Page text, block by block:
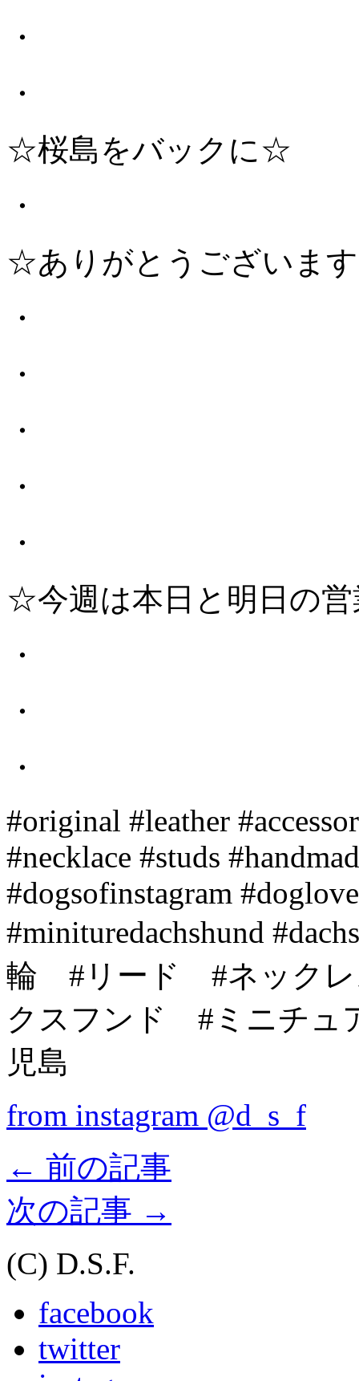
・
・
☆桜島をバックに☆
・
☆ありがとうございま
・
・
・
・
・
☆今週は本日と明日の
・
・
・
#original #leather
#necklace #studs
#dogsofinstagram
#minituredachshund
輪 #リード #ネック
クスフンド #ミニチュ
児島
from instagram @d_s_f
← 前の記事
次の記事 →
(C) D.S.F.
facebook
twitter